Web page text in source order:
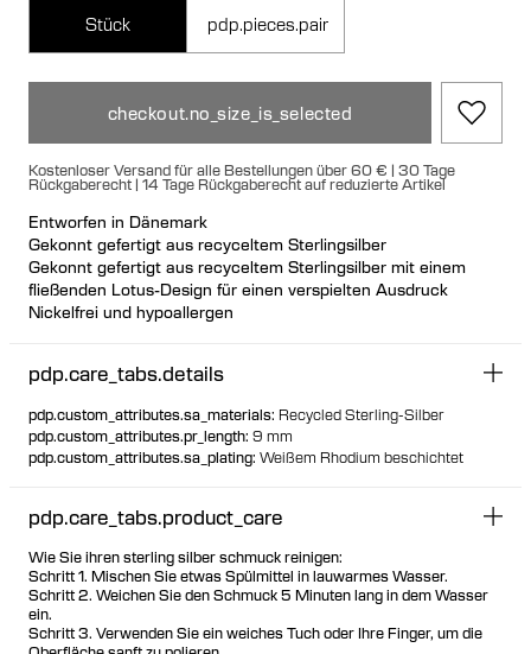
Stück pdp.pieces.pair
checkout.no_size_is_selected
Kostenloser Versand für alle Bestellungen über 60 € | 30 Tage
Rückgaberecht | 14 Tage Rückgaberecht auf reduzierte Artikel
Entworfen in Dänemark
Gekonnt gefertigt aus recyceltem Sterlingsilber
Gekonnt gefertigt aus recyceltem Sterlingsilber mit einem
fließenden Lotus-Design für einen verspielten Ausdruck
Nickelfrei und hypoallergen
pdp.care_tabs.details
pdp.custom_attributes.sa_materials: Recycled Sterling-Silber
pdp.custom_attributes.pr_length: 9 mm
pdp.custom_attributes.sa_plating: Weißem Rhodium beschichtet
pdp.care_tabs.product_care
Wie Sie ihren sterling silber schmuck reinigen:
Schritt 1. Mischen Sie etwas Spülmittel in lauwarmes Wasser.
Schritt 2. Weichen Sie den Schmuck 5 Minuten lang in dem Wasser
ein.
Schritt 3. Verwenden Sie ein weiches Tuch oder Ihre Finger, um die